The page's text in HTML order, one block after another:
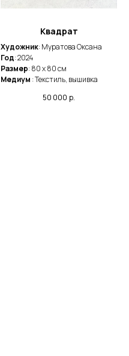
Квадрат
Художник: Муратова Оксана
Год: 2024
Размер: 80 x 80 cм
Медиум : Текстиль, вышивка
50 000 р.